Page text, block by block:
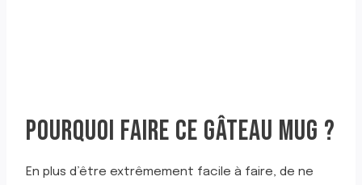
POURQUOI FAIRE CE GÂTEAU MUG ?
En plus d’être extrêmement facile à faire, de ne